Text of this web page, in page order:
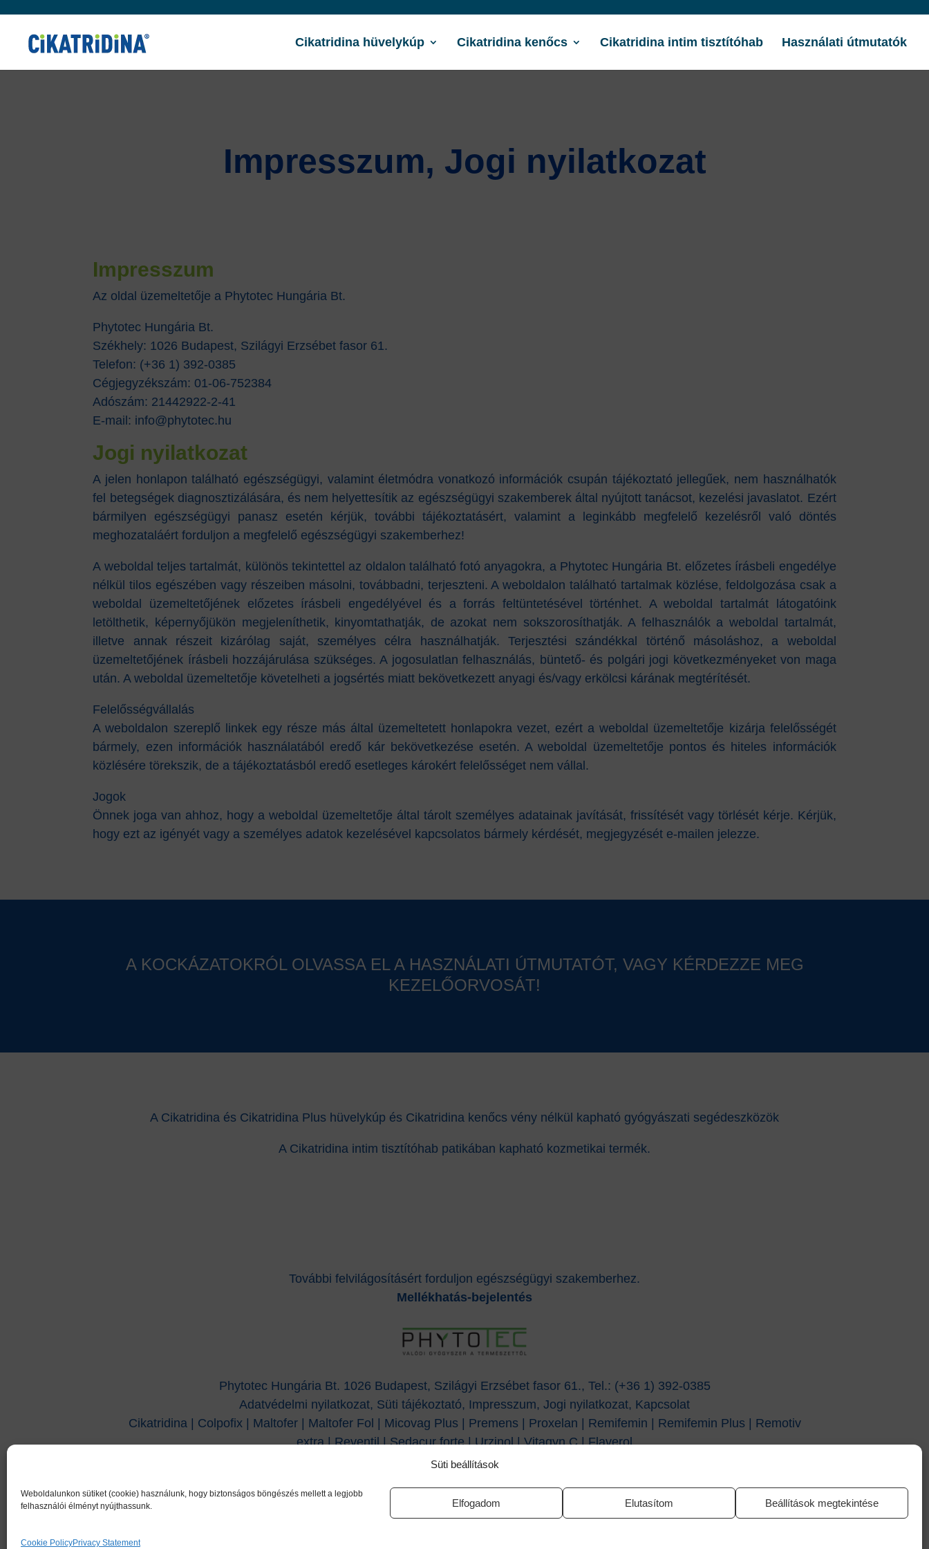
Süti beállítások
Weboldalunkon sütiket (cookie) használunk, hogy biztonságos böngészés mellett a legjobb
felhasználói élményt nyújthassunk.
Elfogadom Elutasítom Beállítások megtekintése
Cookie PolicyPrivacy Statement
Cikatridina hüvelykúp Cikatridina kenőcs Cikatridina intim tisztítóhab Használati útmutatók
Impresszum, Jogi nyilatkozat
Impresszum
Az oldal üzemeltetője a Phytotec Hungária Bt.
Phytotec Hungária Bt.
Székhely: 1026 Budapest, Szilágyi Erzsébet fasor 61.
Telefon: (+36 1) 392-0385
Cégjegyzékszám: 01-06-752384
Adószám: 21442922-2-41
E-mail: info@phytotec.hu
Jogi nyilatkozat
A jelen honlapon található egészségügyi, valamint életmódra vonatkozó információk csupán tájékoztató jellegűek, nem használhatók
fel betegségek diagnosztizálására, és nem helyettesítik az egészségügyi szakemberek által nyújtott tanácsot, kezelési javaslatot. Ezért
bármilyen egészségügyi panasz esetén kérjük, további tájékoztatásért, valamint a leginkább megfelelő kezelésről való döntés
meghozataláért forduljon a megfelelő egészségügyi szakemberhez!
A weboldal teljes tartalmát, különös tekintettel az oldalon található fotó anyagokra, a Phytotec Hungária Bt. előzetes írásbeli engedélye
nélkül tilos egészében vagy részeiben másolni, továbbadni, terjeszteni. A weboldalon található tartalmak közlése, feldolgozása csak a
weboldal üzemeltetőjének előzetes írásbeli engedélyével és a forrás feltüntetésével történhet. A weboldal tartalmát látogatóink
letölthetik, képernyőjükön megjeleníthetik, kinyomtathatják, de azokat nem sokszorosíthatják. A felhasználók a weboldal tartalmát,
illetve annak részeit kizárólag saját, személyes célra használhatják. Terjesztési szándékkal történő másoláshoz, a weboldal
üzemeltetőjének írásbeli hozzájárulása szükséges. A jogosulatlan felhasználás, büntető- és polgári jogi következményeket von maga
után. A weboldal üzemeltetője követelheti a jogsértés miatt bekövetkezett anyagi és/vagy erkölcsi kárának megtérítését.
Felelősségvállalás
A weboldalon szereplő linkek egy része más által üzemeltetett honlapokra vezet, ezért a weboldal üzemeltetője kizárja felelősségét
bármely, ezen információk használatából eredő kár bekövetkezése esetén. A weboldal üzemeltetője pontos és hiteles információk
közlésére törekszik, de a tájékoztatásból eredő esetleges károkért felelősséget nem vállal.
Jogok
Önnek joga van ahhoz, hogy a weboldal üzemeltetője által tárolt személyes adatainak javítását, frissítését vagy törlését kérje. Kérjük,
hogy ezt az igényét vagy a személyes adatok kezelésével kapcsolatos bármely kérdését, megjegyzését e-mailen jelezze.
A KOCKÁZATOKRÓL OLVASSA EL A HASZNÁLATI ÚTMUTATÓT, VAGY KÉRDEZZE MEG
KEZELŐORVOSÁT!
A Cikatridina és Cikatridina Plus hüvelykúp és Cikatridina kenőcs vény nélkül kapható gyógyászati segédeszközök
A Cikatridina intim tisztítóhab patikában kapható kozmetikai termék.
További felvilágosításért forduljon egészségügyi szakemberhez.
Mellékhatás-bejelentés
Phytotec Hungária Bt. 1026 Budapest, Szilágyi Erzsébet fasor 61., Tel.: (+36 1) 392-0385
Adatvédelmi nyilatkozat, Süti tájékoztató, Impresszum, Jogi nyilatkozat, Kapcsolat
Cikatridina| Colpofix| Maltofer| Maltofer Fol Micovag Plus Premens Proxelan Remifemin Remifemin Plus
Remotiv
extra|Reventil|Sedacur forte|Urzinol|Vitagyn C|Flaverol
Utolsó frissítés dátuma: 2026.03.23.